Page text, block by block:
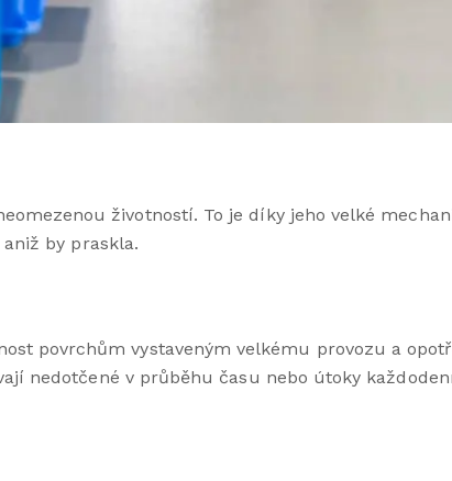
životností. To je díky jeho velké
by praskla.
povrchům vystaveným velkému provozu a
nedotčené v průběhu času nebo útoky